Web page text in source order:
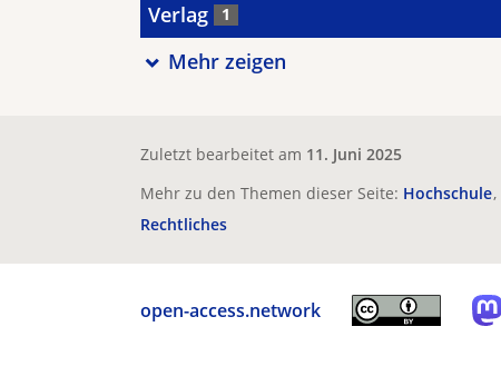
Verlag 1
Mehr zeigen
Zuletzt bearbeitet am 11. Juni 2025
Mehr zu den Themen dieser Seite: Hochschule
Rechtliches
open-access.network